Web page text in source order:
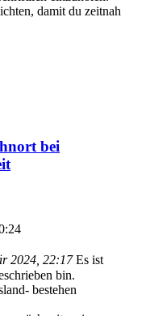
damit du zeitnah
bei
2024, 22:17Es ist
bin.
bestehen